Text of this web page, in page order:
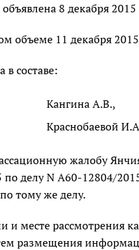
8 декабря 2015
объеме 11 декабря 2015
в составе:
Кангина А.В.,
Краснобаевой
жалобу
по делу N А60-12804/
тому же делу.
и месте
размещения